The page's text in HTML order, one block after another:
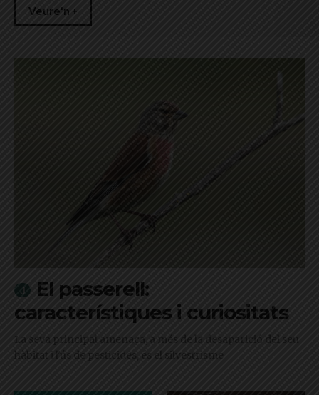
Veure'n +
El passerell:
característiques i curiositats
La seva principal amenaça, a més de la desaparició del seu
hàbitat i l'ús de pesticides, és el silvestrisme